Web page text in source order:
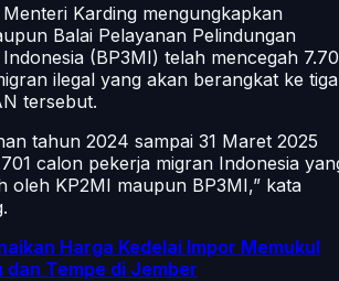
Karding mengungkapkan
Balai Pelayanan Pelindungan
(BP3MI) telah mencegah
ilegal yang akan berangkat ke tiga
tersebut.
tahun 2024 sampai 31 Maret 2025
calon pekerja migran Indonesia
oleh KP2MI maupun BP3MI,” kata
Harga Kedelai Impor Memukul
dan Tempe di Jember